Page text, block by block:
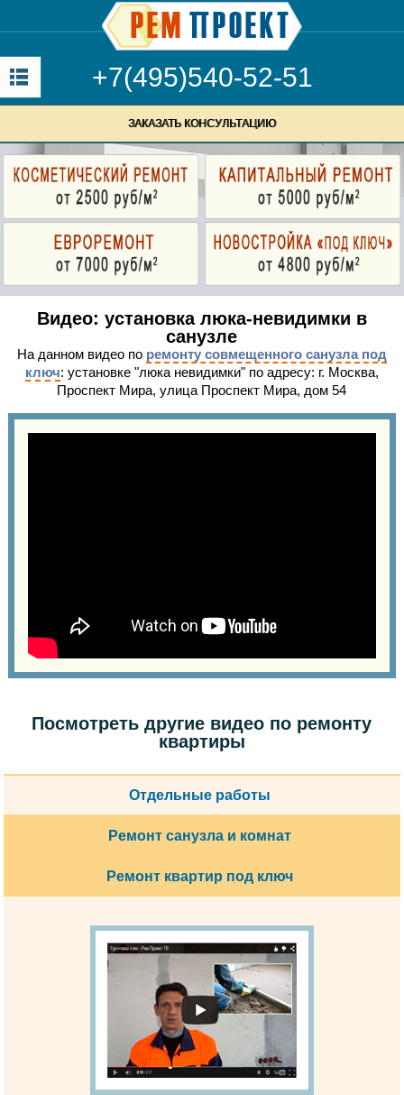
+7(495)540-52-51
ЗАКАЗАТЬ КОНСУЛЬТАЦИЮ
Видео: установка люка-невидимки в
санузле
На данном видео по ремонту совмещенного санузла под
ключ: установке "люка невидимки" по адресу: г. Москва,
Проспект Мира, улица Проспект Мира, дом 54
Посмотреть другие видео по ремонту
квартиры
Отдельные работы
Ремонт санузла и комнат
Ремонт квартир под ключ